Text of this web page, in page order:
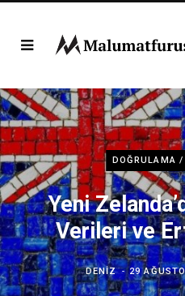
DOĞRULAMA
Yeni
Verileri ve
DENIZ 29